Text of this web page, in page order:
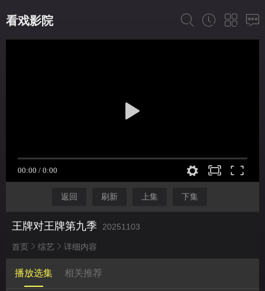
看戏影院
返回 刷新 上集 下集
王牌对王牌第九季 20251103
首页 综艺 详细内容
播放选集 相关推荐